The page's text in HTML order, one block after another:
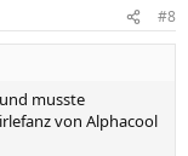
#8
musste
von Alphacool